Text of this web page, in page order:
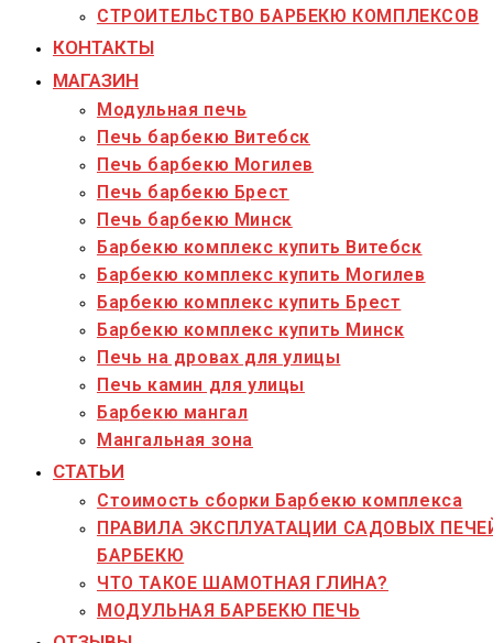
СТРОИТЕЛЬСТВО БАРБЕКЮ КОМПЛЕКСОВ
КОНТАКТЫ
МАГАЗИН
Модульная печь
Печь барбекю Витебск
Печь барбекю Могилев
Печь барбекю Брест
Печь барбекю Минск
Барбекю комплекс купить Витебск
Барбекю комплекс купить Могилев
Барбекю комплекс купить Брест
Барбекю комплекс купить Минск
Печь на дровах для улицы
Печь камин для улицы
Барбекю мангал
Мангальная зона
СТАТЬИ
Стоимость сборки Барбекю комплекса
ПРАВИЛА ЭКСПЛУАТАЦИИ САДОВЫХ
БАРБЕКЮ
ЧТО ТАКОЕ ШАМОТНАЯ ГЛИНА?
МОДУЛЬНАЯ БАРБЕКЮ ПЕЧЬ